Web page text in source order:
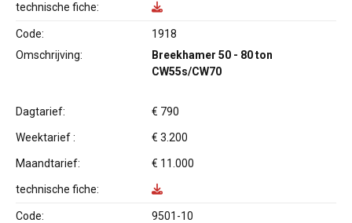
technische fiche:
Code:
1918
Omschrijving:
Breekhamer 50 - 80 ton
CW55s/CW70
Dagtarief: € 790
Weektarief : € 3.200
Maandtarief: € 11.000
technische fiche:
Code:
9501-10